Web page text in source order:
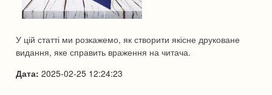
У цій статті ми розкажемо, як створити якісне друковане
видання, яке справить враження на читача.
Дата: 2025-02-25 12:24:23